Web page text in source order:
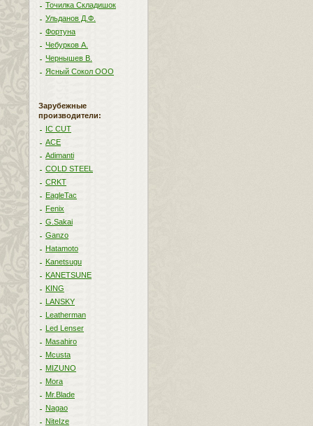
Точилка Складишок
Ульданов Д.Ф.
Фортуна
Чебурков А.
Чернышев В.
Ясный Сокол ООО
Зарубежные
производители:
IC CUT
ACE
Adimanti
COLD STEEL
CRKT
EagleTac
Fenix
G.Sakai
Ganzo
Hatamoto
Kanetsugu
KANETSUNE
KING
LANSKY
Leatherman
Led Lenser
Masahiro
Mcusta
MIZUNO
Mora
Mr.Blade
Nagao
NiteIze